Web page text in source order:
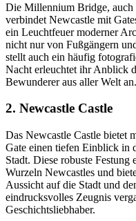
Die Millennium Bridge,
verbindet Newcastle mit
ein Leuchtfeuer moderner
nicht nur von Fußgängern
stellt auch ein häufig
Nacht erleuchtet ihr Anblick
Bewunderer aus aller Welt an.
2. Newcastle Castle
Das Newcastle Castle bietet
Gate einen tiefen Einblick in
Stadt. Diese robuste Festung
Wurzeln Newcastles und
Aussicht auf die Stadt und
eindrucksvolles Zeugnis
Geschichtsliebhaber.